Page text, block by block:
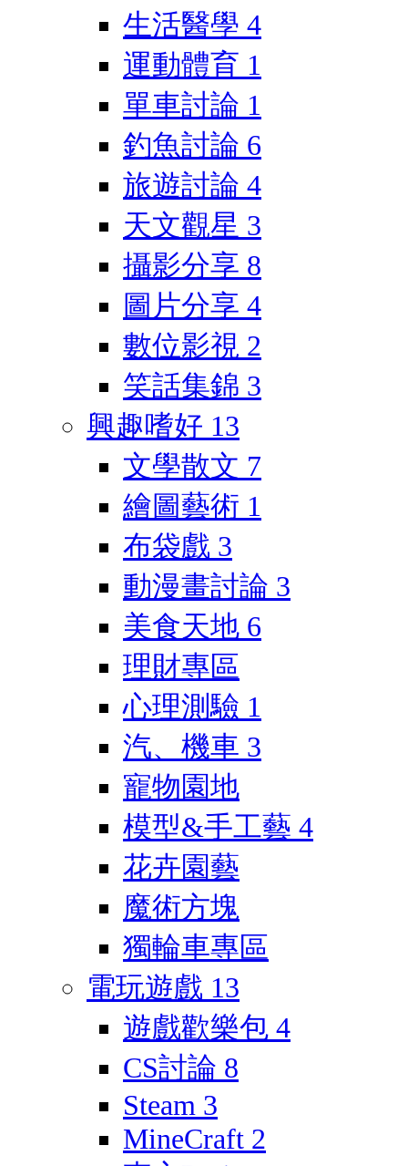
生活醫學 4
運動體育 1
單車討論 1
釣魚討論 6
旅遊討論 4
天文觀星 3
攝影分享 8
圖片分享 4
數位影視 2
笑話集錦 3
興趣嗜好 13
文學散文 7
繪圖藝術 1
布袋戲 3
動漫畫討論 3
美食天地 6
理財專區
心理測驗 1
汽、機車 3
寵物園地
模型&手工藝 4
花卉園藝
魔術方塊
獨輪車專區
電玩遊戲 13
遊戲歡樂包 4
CS討論 8
Steam 3
MineCraft 2